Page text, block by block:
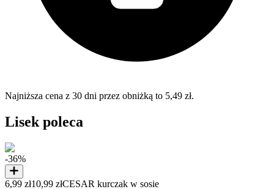
Najniższa cena z 30 dni przez obniżką to 5,49 zł.
Lisek poleca
-36%
6,99 zł10,99 złCESAR kurczak w sosie